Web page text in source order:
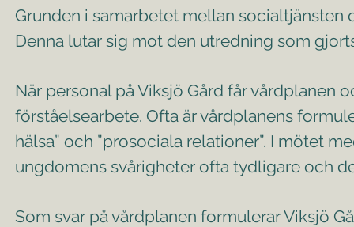
Grunden i samarbetet mellan
Denna lutar sig mot den utredning som
När personal på Viksjö Gård får vårdplanen
förståelsearbete. Ofta är vårdplanens
hälsa” och ”prosociala relationer”. I mötet
ungdomens svårigheter ofta tydligare och
Som svar på vårdplanen formulerar Viksjö